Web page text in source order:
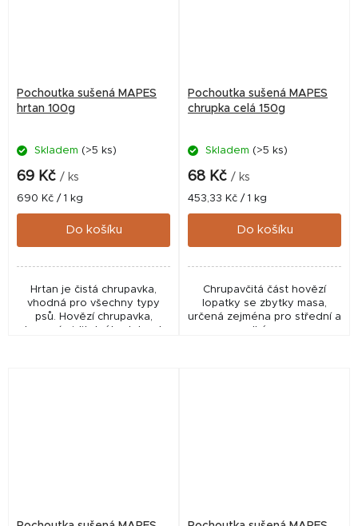
Pochoutka sušená MAPES
hrtan 100g
Skladem (>5 ks)
69 Kč / ks
Měrná
cena:
690 Kč / 1 kg
Do košíku
Hrtan je čistá chrupavka,
vhodná pro všechny typy
psů. Hovězí chrupavka,
zbavená viditelného tuku. Je
Pochoutka sušená MAPES
chrupka celá 150g
Skladem (>5 ks)
68 Kč / ks
Měrná
cena:
453,33 Kč / 1 kg
Do košíku
Chrupavčitá část hovězí
lopatky se zbytky masa,
určená zejména pro střední a
velké psy.